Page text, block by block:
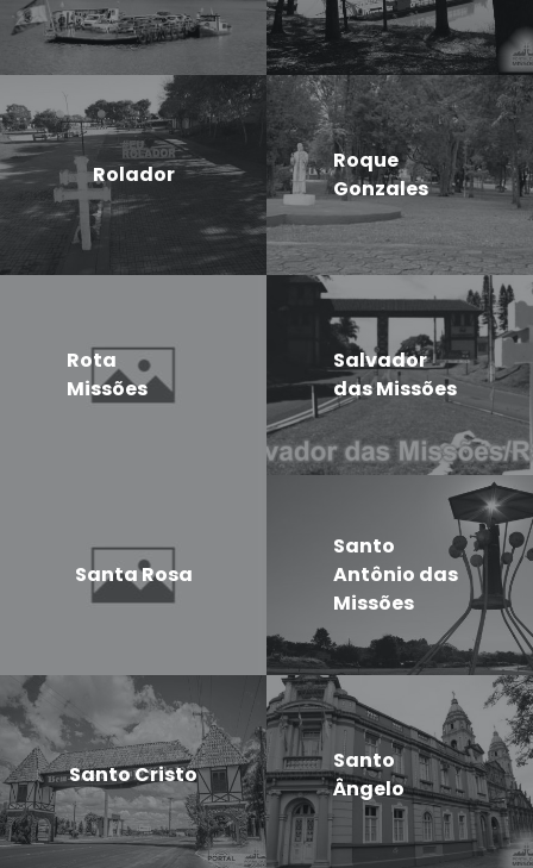
Rolador
Roque
Gonzales
Rota
Missões
Salvador
das Missões
Santa Rosa
Santo
Antônio das
Missões
Santo Cristo
Santo
Ângelo